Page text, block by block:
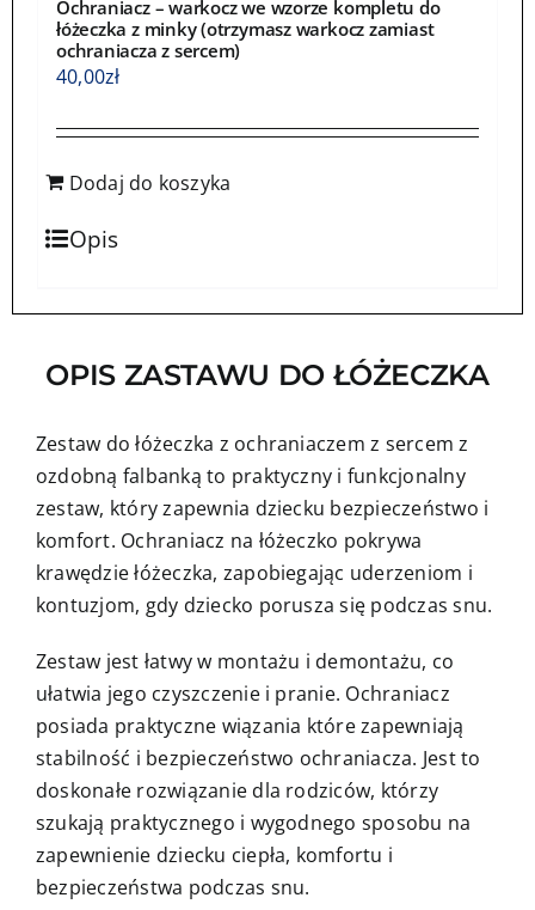
Ochraniacz – warkocz we wzorze kompletu do
łóżeczka z minky (otrzymasz warkocz zamiast
ochraniacza z sercem)
40,00zł
Dodaj do koszyka
Opis
OPIS ZASTAWU DO ŁÓŻECZKA
Zestaw do łóżeczka z ochraniaczem z sercem z
ozdobną falbanką to praktyczny i funkcjonalny
zestaw, który zapewnia dziecku bezpieczeństwo i
komfort. Ochraniacz na łóżeczko pokrywa
krawędzie łóżeczka, zapobiegając uderzeniom i
kontuzjom, gdy dziecko porusza się podczas snu.
Zestaw jest łatwy w montażu i demontażu, co
ułatwia jego czyszczenie i pranie. Ochraniacz
posiada praktyczne wiązania które zapewniają
stabilność i bezpieczeństwo ochraniacza. Jest to
doskonałe rozwiązanie dla rodziców, którzy
szukają praktycznego i wygodnego sposobu na
zapewnienie dziecku ciepła, komfortu i
bezpieczeństwa podczas snu.